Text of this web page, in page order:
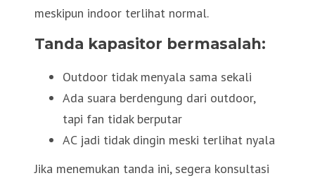
meskipun indoor terlihat normal.
Tanda kapasitor bermasalah:
Outdoor tidak menyala sama sekali
Ada suara berdengung dari outdoor,
tapi fan tidak berputar
AC jadi tidak dingin meski terlihat nyala
Jika menemukan tanda ini, segera konsultasi